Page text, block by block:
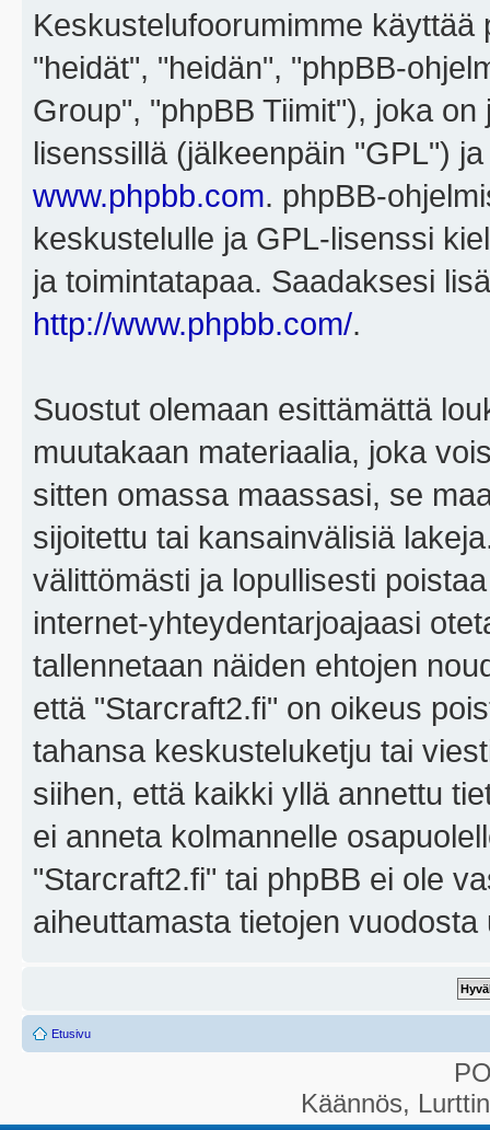
Keskustelufoorumimme
"heidät", "heidän", "phpBB-
Group", "phpBB Tiimit"), joka on
lisenssillä (jälkeenpäin "GPL")
www.phpbb.com. phpBB-
keskustelulle ja GPL-lisenssi
ja toimintatapaa. Saadaksesi
http://www.phpbb.com/.
Suostut olemaan esittämättä
muutakaan materiaalia, joka
sitten omassa maassasi, se
sijoitettu tai kansainvälisiä
välittömästi ja lopullisesti
internet-yhteydentarjoajaasi
tallennetaan näiden ehtojen
että "Starcraft2.fi" on oikeus
tahansa keskusteluketju tai
siihen, että kaikki yllä annettu
ei anneta kolmannelle
"Starcraft2.fi" tai phpBB ei ole
aiheuttamasta tietojen
Etusivu
Käännös,